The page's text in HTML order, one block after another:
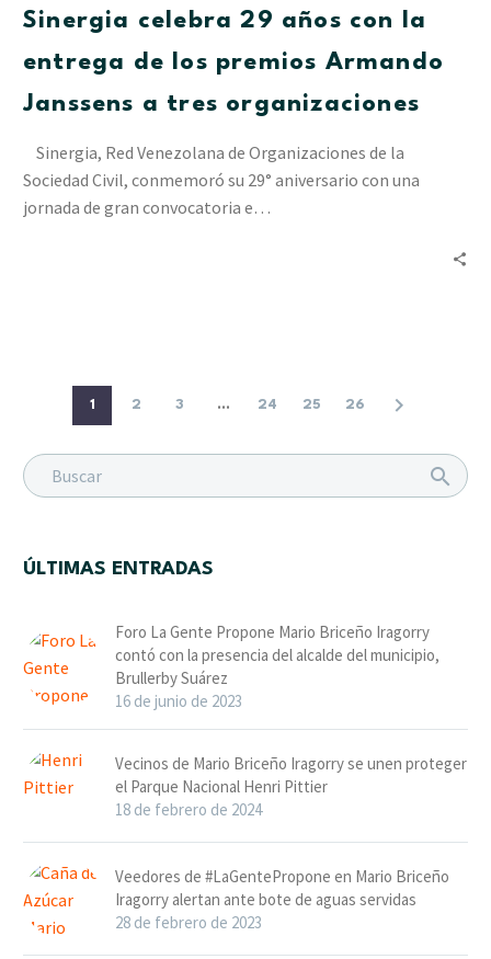
la
entrega
los
Armando
Janssens
a
Sinergia celebra 29 años con la
entrega de los premios Armando
Janssens a tres organizaciones
Sinergia, Red Venezolana de Organizaciones de la
Sociedad Civil, conmemoró su 29° aniversario con una
jornada de gran convocatoria e…
1 2 3 ... 24 25 26
ÚLTIMAS ENTRADAS
Foro La Gente Propone Mario Briceño Iragorry
contó con la presencia del alcalde del municipio,
Brullerby Suárez
16 de junio de 2023
Vecinos de Mario Briceño Iragorry se unen proteger
el Parque Nacional Henri Pittier
18 de febrero de 2024
Veedores de #LaGentePropone en Mario Briceño
Iragorry alertan ante bote de aguas servidas
28 de febrero de 2023